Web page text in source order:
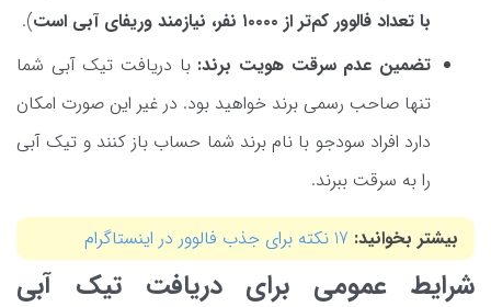
با تعداد فالوور کم‌تر از ۱۰۰۰۰ نفر، نیازمند وریفای آبی است
).
تضمین عدم سرقت هویت برند:با دریافت تیک آبی شما
تنها صاحب رسمی برند خواهید بود. در غیر این صورت امکان
دارد افراد سودجو با نام برند شما حساب باز کنند و تیک آبی
را به سرقت ببرند.
بیشتر بخوانید: 17 نکته برای جذب فالوور در اینستاگرام
شرایط عمومی برای دریافت تیک آبی